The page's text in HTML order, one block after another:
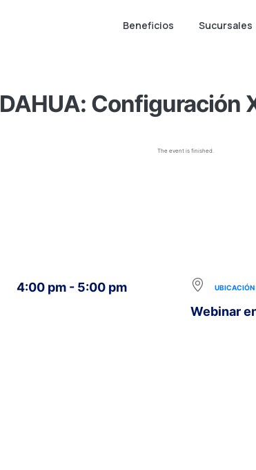
Beneficios Sucursales
DAHUA: Configuración
The event is finished.
4:00 pm - 5:00 pm UBICACIÓN
Webinar